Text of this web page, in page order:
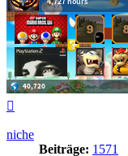
niche
Beiträge: 1571